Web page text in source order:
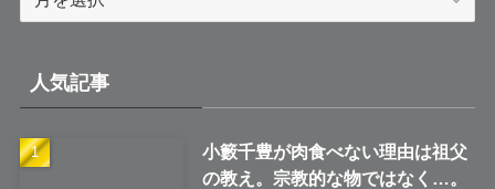
ブ
人気記事
小籔千豊が肉食べない理由は祖父
の教え。宗教的な物ではなく…。